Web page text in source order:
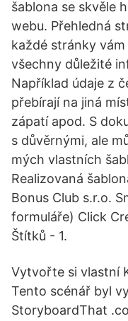
šablona se skvěle
webu. Přehledná
každé stránky
všechny důležité
Například údaje z
přebírají na jiná
zápatí apod. S
s důvěrnými, ale
mých vlastních
Realizovaná
Bonus Club s.r.o.
formuláře) Click
Štítků - 1.
Vytvořte si vlastní
Tento scénář byl
StoryboardThat